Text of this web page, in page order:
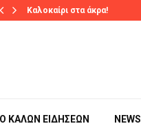
Καλοκαίρι στα άκρα!
ΚΑΛΏΝ ΕΙΔΉΣΕΩΝ